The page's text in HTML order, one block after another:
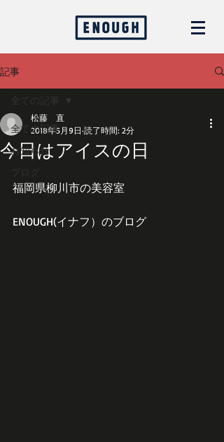
記事
全ての記事
お知らせ
ブログ
全ての記事
今日はアイスの日
松藤 直
2018年5月9日 読了時間: 2分
福岡県柳川市の美容室
ENOUGH(イナフ）のブログ